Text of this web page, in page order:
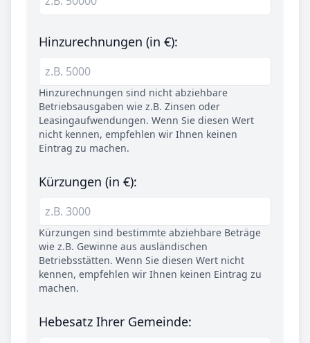
Hinzurechnungen (in €):
Hinzurechnungen sind nicht abziehbare
Betriebsausgaben wie z.B. Zinsen oder
Leasingaufwendungen. Wenn Sie diesen Wert
nicht kennen, empfehlen wir Ihnen keinen
Eintrag zu machen.
Kürzungen (in €):
Kürzungen sind bestimmte abziehbare Beträge
wie z.B. Gewinne aus ausländischen
Betriebsstätten. Wenn Sie diesen Wert nicht
kennen, empfehlen wir Ihnen keinen Eintrag zu
machen.
Hebesatz Ihrer Gemeinde: